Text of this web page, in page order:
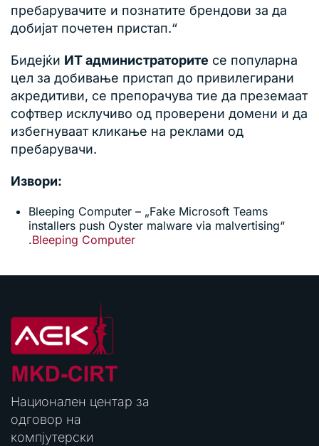
пребарувачите и познатите брендови за да
добијат почетен пристап.“
Бидејќи ИТ администраторите се популарна
цел за добивање пристап до привилегирани
акредитиви, се препорачува тие да преземаат
софтвер исклучиво од проверени домени и да
избегнуваат кликање на реклами од
пребарувачи.
Извори:
Bleeping Computer – „Fake Microsoft Teams
installers push Oyster malware via malvertising“
.Bleeping Computer
Национален центар за
одговор на
компјутерски